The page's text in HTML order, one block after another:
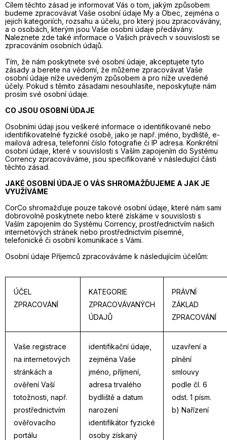
Cílem těchto zásad je informovat Vás o tom, jakým způsobem
budeme zpracovávat Vaše osobní údaje My a Obec, zejména o
jejich kategoriích, rozsahu a účelu, pro který jsou zpracovávány,
a o osobách, kterým jsou Vaše osobní údaje předávány.
Naleznete zde také informace o Vašich právech v souvislosti se
zpracováním osobních údajů.
Tím, že nám poskytnete své osobní údaje, akceptujete tyto
zásady a berete na vědomí, že můžeme zpracovávat Vaše
osobní údaje níže uvedeným způsobem a pro níže uvedené
účely. Pokud s těmito zásadami nesouhlasíte, neposkytujte nám
prosím své osobní údaje.
CO JSOU OSOBNÍ ÚDAJE
Osobními údaji jsou veškeré informace o identifikované nebo
identifikovatelné fyzické osobě, jako je např. jméno, bydliště, e-
mailová adresa, telefonní číslo fotografie či IP adresa. Konkrétní
osobní údaje, které v souvislosti s Vaším zapojením do Systému
Corrency zpracováváme, jsou specifikované v následující části
těchto zásad.
JAKÉ OSOBNÍ ÚDAJE O VÁS SHROMAŽĎUJEME A JAK JE
VYUŽÍVÁME
CorCo shromažďuje pouze takové osobní údaje, které nám sami
dobrovolně poskytnete nebo které získáme v souvislosti s
Vaším zapojením do Systému Corrency, prostřednictvím našich
internetových stránek nebo prostřednictvím písemné,
telefonické či osobní komunikace s Vámi.
Osobní údaje Příjemců zpracováváme k následujícím účelům:
ÚČEL
ZPRACOVÁNÍ
KATEGORIE
ZPRACOVÁVANÝCH
ÚDAJŮ
PRÁVNÍ
ZÁKLAD
ZPRACOVÁNÍ
Vaše registrace
na internetových
stránkách a
ověření Vaší
totožnosti, např.
prostřednictvím
ověřovacího
portálu
identifikační údaje,
zejména Vaše
jméno, příjmení,
adresa trvalého
bydliště a datum
narození
identifikátor fyzické
osoby získaný
uzavření a
plnění
smlouvy
podle čl. 6
odst. 1 písm.
b) Nařízení